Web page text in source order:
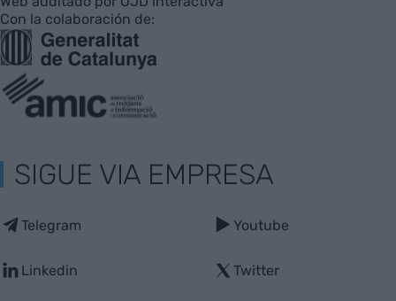
Con la colaboración de:
SIGUE VIA EMPRESA
Telegram
Linkedin
Youtube
Twitter